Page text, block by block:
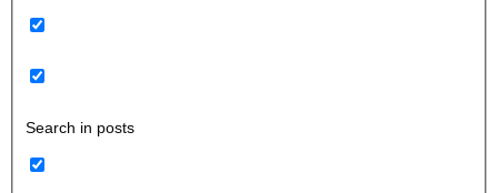
Search in posts